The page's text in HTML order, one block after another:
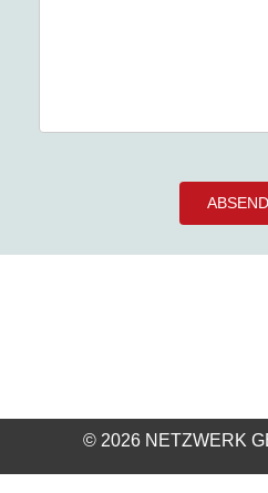
Bitte
© 2026 NETZWERK